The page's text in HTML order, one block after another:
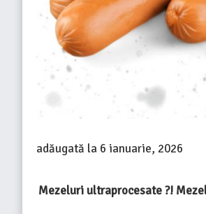
adăugată la 6 ianuarie, 2026
Mezeluri ultraprocesate ?!